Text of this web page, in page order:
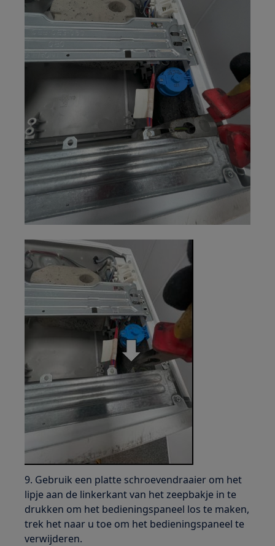
9. Gebruik een platte schroevendraaier om het
lipje aan de linkerkant van het zeepbakje in te
drukken om het bedieningspaneel los te maken,
trek het naar u toe om het bedieningspaneel te
verwijderen.